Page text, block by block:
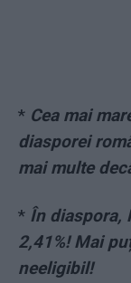
* Cea mai
diasporei
mai multe
* În diaspora,
2,41%! Mai
neeligibil!